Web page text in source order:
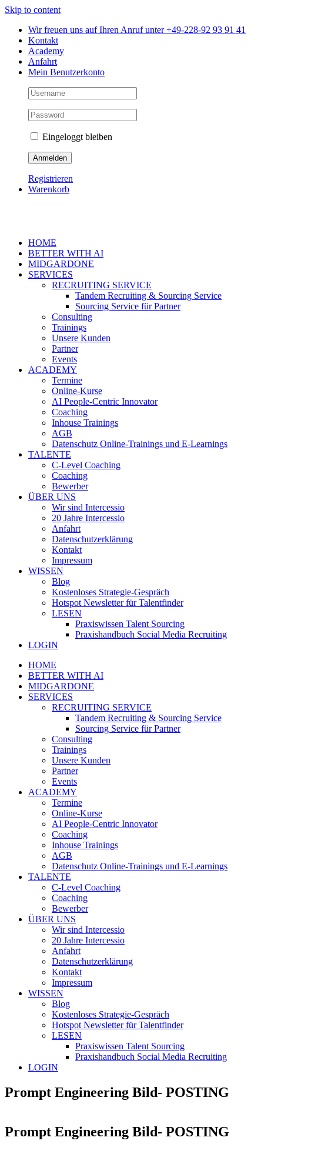
Skip to content
Wir freuen uns auf Ihren Anruf unter +49-228-92 93 91 41
Kontakt
Academy
Anfahrt
Mein Benutzerkonto
Eingeloggt bleiben
Registrieren
Warenkorb
HOME
BETTER WITH AI
MIDGARDONE
SERVICES
RECRUITING SERVICE
Tandem Recruiting & Sourcing Service
Sourcing Service für Partner
Consulting
Trainings
Unsere Kunden
Partner
Events
ACADEMY
Termine
Online-Kurse
AI People-Centric Innovator
Coaching
Inhouse Trainings
AGB
Datenschutz Online-Trainings und E-Learnings
TALENTE
C-Level Coaching
Coaching
Bewerber
ÜBER UNS
Wir sind Intercessio
20 Jahre Intercessio
Anfahrt
Datenschutzerklärung
Kontakt
Impressum
WISSEN
Blog
Kostenloses Strategie-Gespräch
Hotspot Newsletter für Talentfinder
LESEN
Praxiswissen Talent Sourcing
Praxishandbuch Social Media Recruiting
LOGIN
HOME
BETTER WITH AI
MIDGARDONE
SERVICES
RECRUITING SERVICE
Tandem Recruiting & Sourcing Service
Sourcing Service für Partner
Consulting
Trainings
Unsere Kunden
Partner
Events
ACADEMY
Termine
Online-Kurse
AI People-Centric Innovator
Coaching
Inhouse Trainings
AGB
Datenschutz Online-Trainings und E-Learnings
TALENTE
C-Level Coaching
Coaching
Bewerber
ÜBER UNS
Wir sind Intercessio
20 Jahre Intercessio
Anfahrt
Datenschutzerklärung
Kontakt
Impressum
WISSEN
Blog
Kostenloses Strategie-Gespräch
Hotspot Newsletter für Talentfinder
LESEN
Praxiswissen Talent Sourcing
Praxishandbuch Social Media Recruiting
LOGIN
Prompt Engineering Bild- POSTING
Prompt Engineering Bild- POSTING